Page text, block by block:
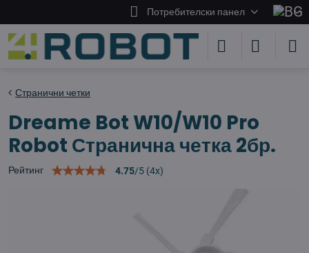
Потребителски панел
Странични четки
Dreame Bot W10/W10 Pro
Robot Странична четка 2бр.
Рейтинг 4.75/5 (4x)